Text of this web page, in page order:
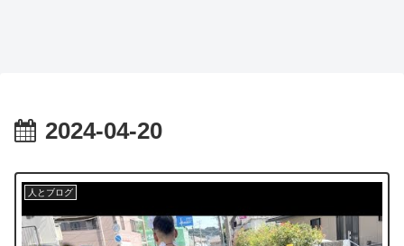
2024-04-20
人とブログ